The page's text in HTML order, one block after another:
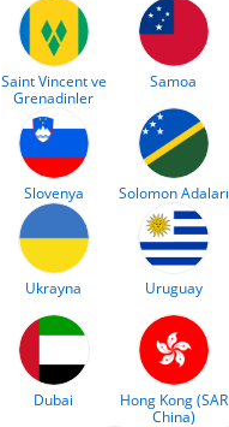
Saint Vincent ve
Grenadinler
Samoa
Slovenya Solomon Adaları
Ukrayna Uruguay
Dubai
Hong Kong (SAR
China)